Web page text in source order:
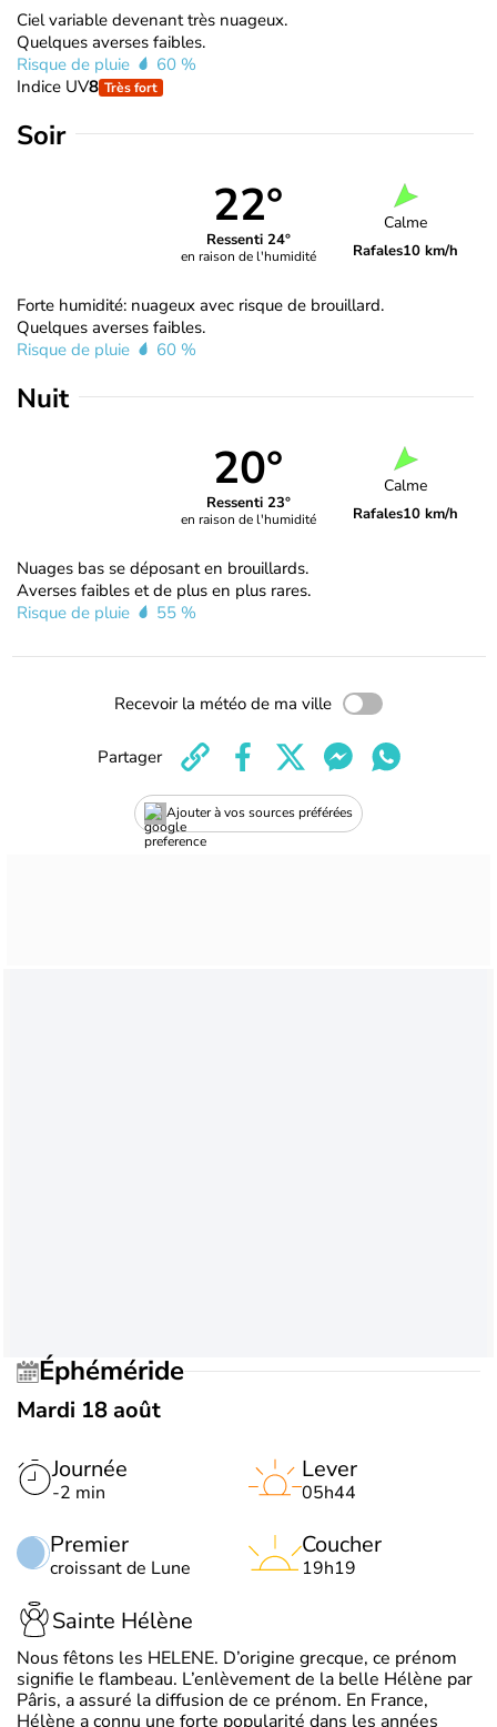
Ciel variable devenant très nuageux.
Quelques averses faibles.
Risque de pluie
60 %
Indice UV8 Très fort
Soir
22°
Ressenti 24°
en raison de l'humidité
Calme
Rafales10 km/h
Forte humidité: nuageux avec risque de brouillard.
Quelques averses faibles.
Risque de pluie
60 %
Nuit
20°
Ressenti 23°
en raison de l'humidité
Calme
Rafales10 km/h
Nuages bas se déposant en brouillards.
Averses faibles et de plus en plus rares.
Risque de pluie
55 %
Recevoir la météo de ma ville
Ajouter à vos sources préférées
Partager
Éphéméride
Mardi 18 août
Journée
-2 min
Premier
croissant de Lune
Lever
05h44
Coucher
19h19
Sainte Hélène
Nous fêtons les HELENE. D’origine grecque, ce prénom
signifie le flambeau. L’enlèvement de la belle Hélène par
Pâris, a assuré la diffusion de ce prénom. En France,
Hélène a connu une forte popularité dans les années